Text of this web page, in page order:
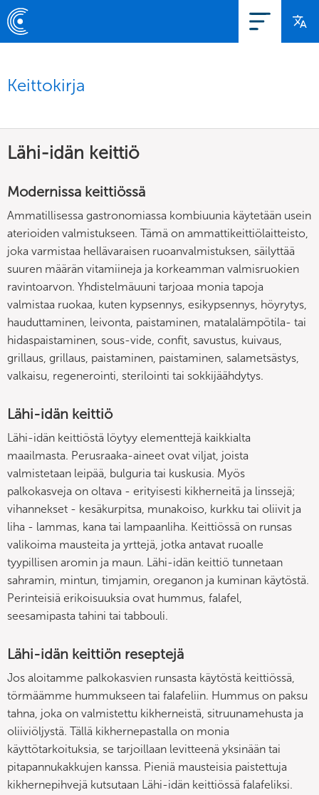
Keittokirja
Lähi-idän keittiö
Modernissa keittiössä
Ammatillisessa gastronomiassa kombiuunia käytetään usein
aterioiden valmistukseen. Tämä on ammattikeittiölaitteisto,
joka varmistaa hellävaraisen ruoanvalmistuksen, säilyttää
suuren määrän vitamiineja ja korkeamman valmisruokien
ravintoarvon. Yhdistelmäuuni tarjoaa monia tapoja
valmistaa ruokaa, kuten kypsennys, esikypsennys, höyrytys,
hauduttaminen, leivonta, paistaminen, matalalämpötila- tai
hidaspaistaminen, sous-vide, confit, savustus, kuivaus,
grillaus, grillaus, paistaminen, paistaminen, salametsästys,
valkaisu, regenerointi, sterilointi tai sokkijäähdytys.
Lähi-idän keittiö
Lähi-idän keittiöstä löytyy elementtejä kaikkialta
maailmasta. Perusraaka-aineet ovat viljat, joista
valmistetaan leipää, bulguria tai kuskusia. Myös
palkokasveja on oltava - erityisesti kikherneitä ja linssejä;
vihannekset - kesäkurpitsa, munakoiso, kurkku tai oliivit ja
liha - lammas, kana tai lampaanliha. Keittiössä on runsas
valikoima mausteita ja yrttejä, jotka antavat ruoalle
tyypillisen aromin ja maun. Lähi-idän keittiö tunnetaan
sahramin, mintun, timjamin, oreganon ja kuminan käytöstä.
Perinteisiä erikoisuuksia ovat hummus, falafel,
seesamipasta tahini tai tabbouli.
Lähi-idän keittiön reseptejä
Jos aloitamme palkokasvien runsasta käytöstä keittiössä,
törmäämme hummukseen tai falafeliin. Hummus on paksu
tahna, joka on valmistettu kikherneistä, sitruunamehusta ja
oliiviöljystä. Tällä kikhernepastalla on monia
käyttötarkoituksia, se tarjoillaan levitteenä yksinään tai
pitapannukakkujen kanssa. Pieniä mausteisia paistettuja
kikhernepihvejä kutsutaan Lähi-idän keittiössä falafeliksi.